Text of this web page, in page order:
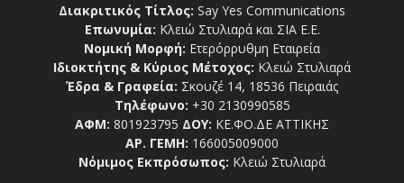
Διακριτικός Τίτλος: Say Yes Communications
Επωνυμία: Κλειώ Στυλιαρά και ΣΙΑ Ε.Ε.
Νομική Μορφή: Ετερόρρυθμη Εταιρεία
Ιδιοκτήτης & Κύριος Μέτοχος: Κλειώ Στυλιαρά
Έδρα & Γραφεία: Σκουζέ 14, 18536 Πειραιάς
Τηλέφωνο: +30 2130990585
ΑΦΜ: 801923795 ΔΟΥ: ΚΕ.ΦΟ.ΔΕ ΑΤΤΙΚΗΣ
ΑΡ. ΓΕΜΗ: 166005009000
Νόμιμος Εκπρόσωπος: Κλειώ Στυλιαρά